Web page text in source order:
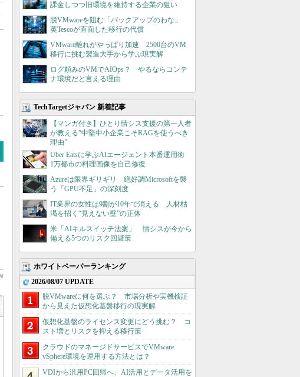
課金しつつ旧環境を維持する企業の狙い
脱VMwareを阻む「バックアップのわな」
英Tescoが直面した移行の代償
VMware離れがやっぱり加速 2500台のVM
移行に挑む製造大手から学ぶ現実解
ログ頼みのVMでAIOps？ やるならコンテ
ナ環境だと言える理由
TechTargetジャパン 新着記事
【マンガ付き】ひとり情シス支援の第一人者
が教える”中堅中小企業こそRAGを使うべき
理由”
Uber Eatsに学ぶAIエージェント本番運用術
1万都市の料理画像を自己修復
Azureは限界ギリギリ 絶好調Microsoftを襲
う「GPU不足」の深刻度
IT業界の女性は9割が10年で消える 人材枯
渇を招く“見えない壁”の正体
米「AIキルスイッチ法案」 情シスが今から
備える5つのリスク回避策
ホワイトペーパーランキング
2026/08/07 UPDATE
脱VMwareに何を選ぶ？ 市場分析や実機検証
から見えた仮想化基盤移行の現実解
仮想化基盤のライセンス変更にどう挑む？ コ
スト増とリスクを抑える移行策
クラウドのマネージドサービスでVMware
vSphere環境を運用する方法とは？
VDIから汎用PC回帰へ、AI活用とデータ活用を